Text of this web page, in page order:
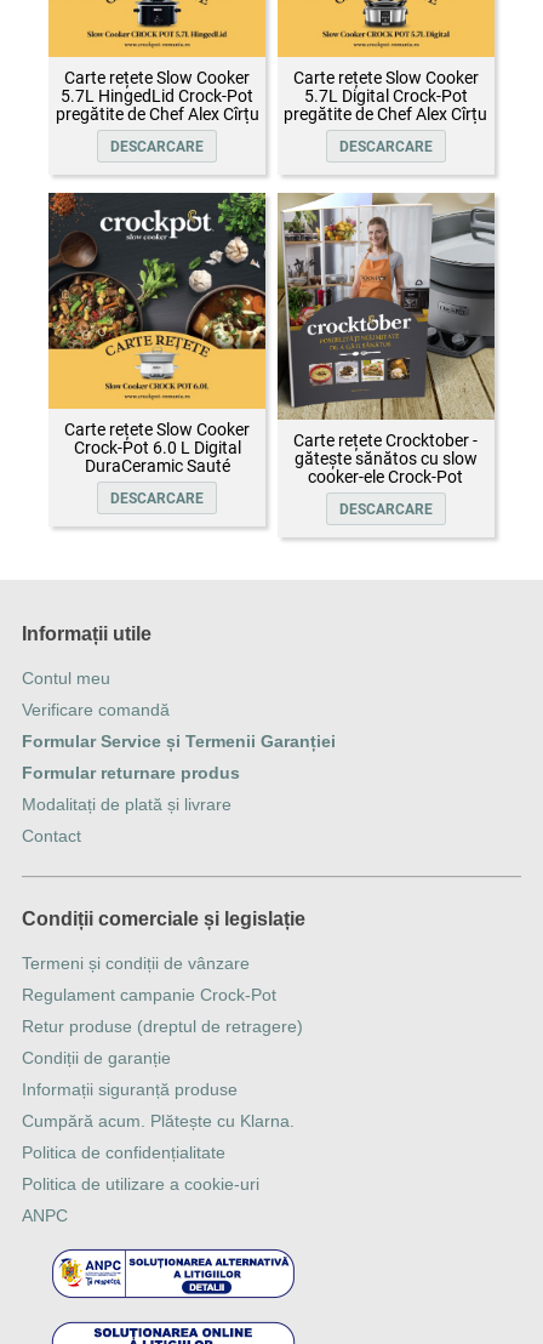
Carte rețete Slow Cooker
5.7L HingedLid Crock-Pot
pregătite de Chef Alex Cîrțu
DESCARCARE
Carte rețete Slow Cooker
5.7L Digital Crock-Pot
pregătite de Chef Alex Cîrțu
DESCARCARE
Carte rețete Slow Cooker
Crock-Pot 6.0 L Digital
DuraCeramic Sauté
DESCARCARE
Carte rețete Crocktober -
gătește sănătos cu slow
cooker-ele Crock-Pot
DESCARCARE
Informații utile
Contul meu
Verificare comandă
Formular Service și Termenii Garanției
Formular returnare produs
Modalitați de plată și livrare
Contact
Condiții comerciale și legislație
Termeni și condiții de vânzare
Regulament campanie Crock-Pot
Retur produse (dreptul de retragere)
Condiții de garanție
Informații siguranță produse
Cumpără acum. Plătește cu Klarna.
Politica de confidențialitate
Politica de utilizare a cookie-uri
ANPC